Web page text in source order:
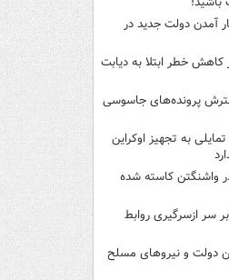
آمدن دولت جدید در
خطر ابتلا به دیابت
پرونده‌های جاسوسی
به تجهیز اوکراین
در واشنگتن کاسته شده
سر ازسرگیری روابط
دولت و نیروهای مسلح